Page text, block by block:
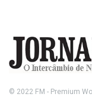
© 2022 FM - Premium